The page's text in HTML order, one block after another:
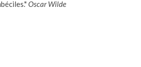
Oscar Wilde